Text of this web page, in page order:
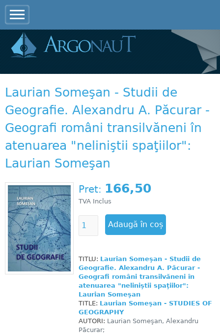
Laurian Someşan - Studii de
Geografie. Alexandru A. Păcurar -
Geografi români transilvăneni în
atenuarea "neliniştii spaţiilor":
Laurian Someşan
Pret: 166,50
TVA Inclus
TITLU: Laurian Someşan - Studii de
Geografie. Alexandru A. Păcurar -
Geografi români transilvăneni în
atenuarea "neliniştii spaţiilor":
Laurian Someşan
TITLE: Laurian Someşan - STUDIES OF
GEOGRAPHY
AUTORI: Laurian Someşan, Alexandru
Păcurar;